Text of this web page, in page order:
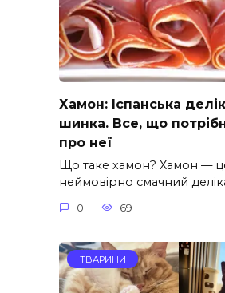
Хамон: Іспанська
шинка. Все, що
про неї
Що таке хамон? Хамон —
неймовірно смачний
0 69
ТВАРИНИ